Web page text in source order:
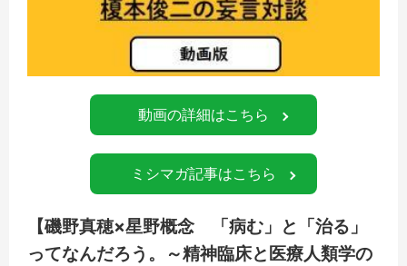
動画の詳細はこちら
ミシマガ記事はこちら
【磯野真穂×星野概念 「病む」と「治る」
ってなんだろう。～精神臨床と医療人類学の